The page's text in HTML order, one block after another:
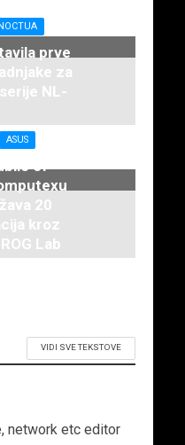
prve
za
NL-
ASUS
of
20
kroz
Lab
VIDI SVE TEKSTOVE
network etc editor